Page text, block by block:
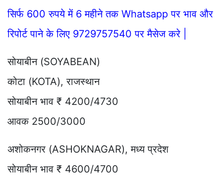
सिर्फ 600 रुपये में 6 महीने तक Whatsapp पर भाव और
रिपोर्ट पाने के लिए 9729757540 पर मैसेज करे |
सोयाबीन (SOYABEAN)
कोटा (KOTA), राजस्थान
सोयाबीन भाव ₹ 4200/4730
आवक 2500/3000
अशोकनगर (ASHOKNAGAR), मध्य प्रदेश
सोयाबीन भाव ₹ 4600/4700